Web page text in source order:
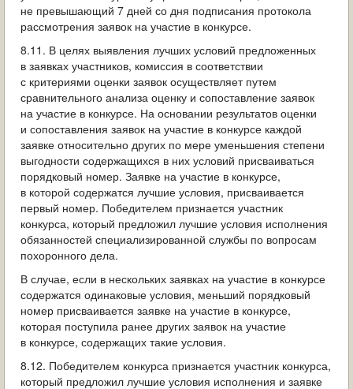
не превышающий 7 дней со дня подписания протокола
рассмотрения заявок на участие в конкурсе.
8.11. В целях выявления лучших условий предложенных
в заявках участников, комиссия в соответствии
с критериями оценки заявок осуществляет путем
сравнительного анализа оценку и сопоставление заявок
на участие в конкурсе. На основании результатов оценки
и сопоставления заявок на участие в конкурсе каждой
заявке относительно других по мере уменьшения степени
выгодности содержащихся в них условий присваиваться
порядковый номер. Заявке на участие в конкурсе,
в которой содержатся лучшие условия, присваивается
первый номер. Победителем признается участник
конкурса, который предложил лучшие условия исполнения
обязанностей специализированной службы по вопросам
похоронного дела.
В случае, если в нескольких заявках на участие в конкурсе
содержатся одинаковые условия, меньший порядковый
номер присваивается заявке на участие в конкурсе,
которая поступила ранее других заявок на участие
в конкурсе, содержащих такие условия.
8.12. Победителем конкурса признается участник конкурса,
который предложил лучшие условия исполнения и заявке